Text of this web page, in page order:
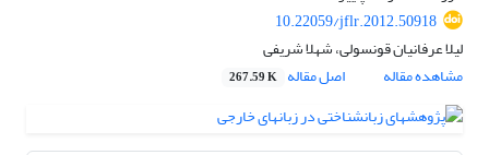
10.22059/jflr.2012.50918
لیلا عرفانیان قونسولی، شهلا شریفی
مشاهده مقاله
اصل مقاله 267.59 K